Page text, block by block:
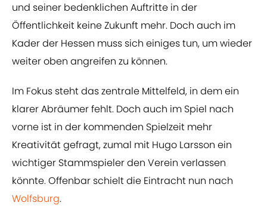
und seiner bedenklichen Auftritte in der
Öffentlichkeit keine Zukunft mehr. Doch auch im
Kader der Hessen muss sich einiges tun, um wieder
weiter oben angreifen zu können.
Im Fokus steht das zentrale Mittelfeld, in dem ein
klarer Abräumer fehlt. Doch auch im Spiel nach
vorne ist in der kommenden Spielzeit mehr
Kreativität gefragt, zumal mit Hugo Larsson ein
wichtiger Stammspieler den Verein verlassen
könnte. Offenbar schielt die Eintracht nun nach
Wolfsburg.